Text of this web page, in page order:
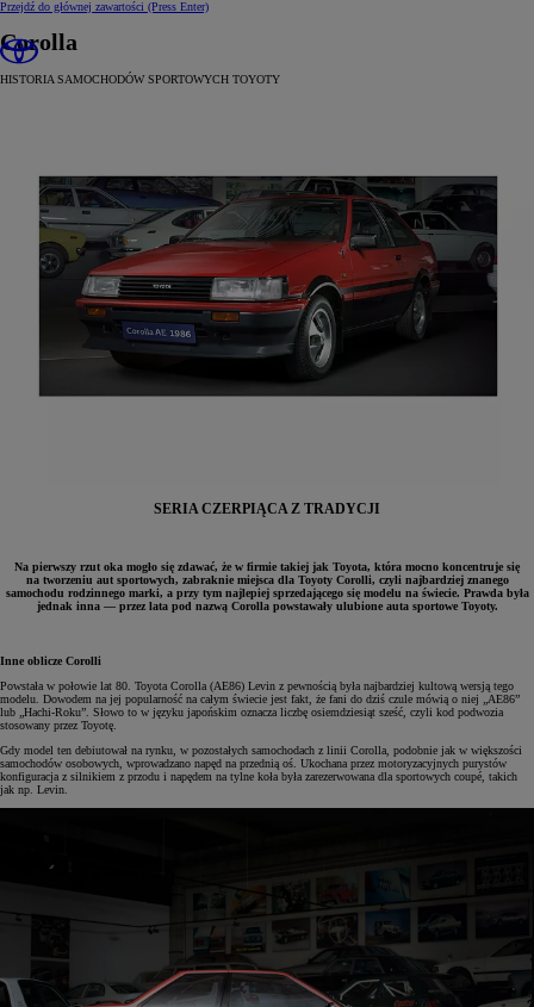
Przejdź do głównej zawartości (Press Enter)
Corolla
HISTORIA SAMOCHODÓW SPORTOWYCH TOYOTY
SERIA CZERPIĄCA Z TRADYCJI
Na pierwszy rzut oka mogło się zdawać, że w firmie takiej jak Toyota, która mocno koncentruje się
na tworzeniu aut sportowych, zabraknie miejsca dla Toyoty Corolli, czyli najbardziej znanego
samochodu rodzinnego marki, a przy tym najlepiej sprzedającego się modelu na świecie. Prawda była
jednak inna — przez lata pod nazwą Corolla powstawały ulubione auta sportowe Toyoty.
Inne oblicze Corolli
Powstała w połowie lat 80. Toyota Corolla (AE86) Levin z pewnością była najbardziej kultową wersją tego
modelu. Dowodem na jej popularność na całym świecie jest fakt, że fani do dziś czule mówią o niej „AE86”
lub „Hachi-Roku”. Słowo to w języku japońskim oznacza liczbę osiemdziesiąt sześć, czyli kod podwozia
stosowany przez Toyotę.
Gdy model ten debiutował na rynku, w pozostałych samochodach z linii Corolla, podobnie jak w większości
samochodów osobowych, wprowadzano napęd na przednią oś. Ukochana przez motoryzacyjnych purystów
konfiguracja z silnikiem z przodu i napędem na tylne koła była zarezerwowana dla sportowych coupé, takich
jak np. Levin.